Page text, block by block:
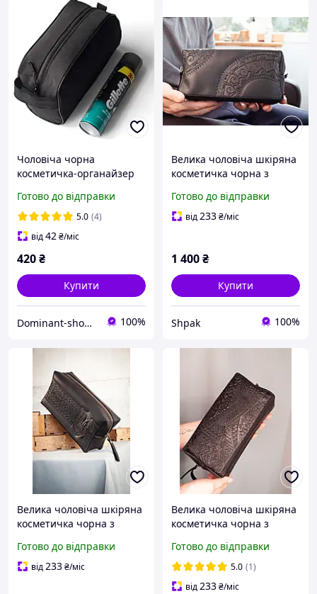
Чоловіча чорна
косметичка-органайзер
тканини Несесер
Готово до відправки
5.0 (4)
від42₴/міс
420₴
Купити
Dominant-shop.com.ua 100%
Велика чоловіча шкіряна
косметичка чорна з
Шлях
Готово до відправки
від233₴/міс
1 400₴
Купити
Shpak 100%
Велика чоловіча шкіряна
косметичка чорна з
Тризуб
Готово до відправки
від233₴/міс
Велика чоловіча шкіряна
косметичка чорна з
Готово до відправки
5.0 (1)
від233₴/міс